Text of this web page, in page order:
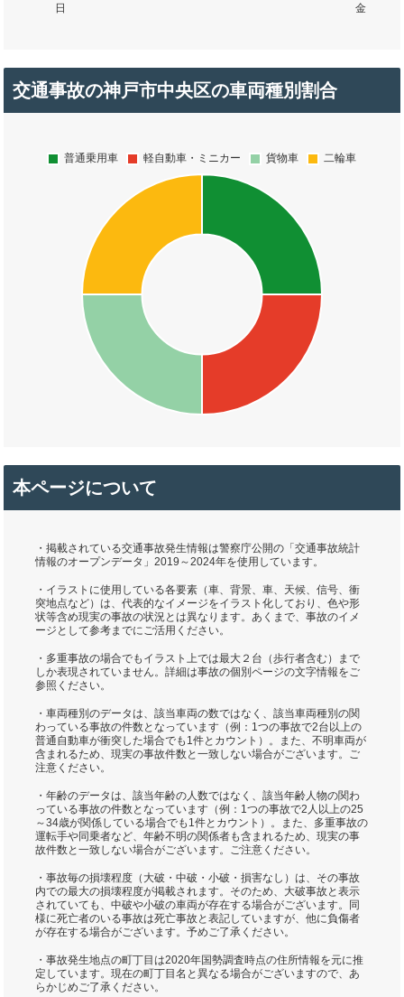
交通事故の神戸市中央区の車両種別割合
本ページについて
・掲載されている交通事故発生情報は警察庁公開の「交通事故統計
情報のオープンデータ」2019～2024年を使用しています。
・イラストに使用している各要素（車、背景、車、天候、信号、衝
突地点など）は、代表的なイメージをイラスト化しており、色や形
状等含め現実の事故の状況とは異なります。あくまで、事故のイメ
ージとして参考までにご活用ください。
・多重事故の場合でもイラスト上では最大２台（歩行者含む）まで
しか表現されていません。詳細は事故の個別ページの文字情報をご
参照ください。
・車両種別のデータは、該当車両の数ではなく、該当車両種別の関
わっている事故の件数となっています（例：1つの事故で2台以上の
普通自動車が衝突した場合でも1件とカウント）。また、不明車両が
含まれるため、現実の事故件数と一致しない場合がございます。ご
注意ください。
・年齢のデータは、該当年齢の人数ではなく、該当年齢人物の関わ
っている事故の件数となっています（例：1つの事故で2人以上の25
～34歳が関係している場合でも1件とカウント）。また、多重事故の
運転手や同乗者など、年齢不明の関係者も含まれるため、現実の事
故件数と一致しない場合がございます。ご注意ください。
・事故毎の損壊程度（大破・中破・小破・損害なし）は、その事故
内での最大の損壊程度が掲載されます。そのため、大破事故と表示
されていても、中破や小破の車両が存在する場合がございます。同
様に死亡者のいる事故は死亡事故と表記していますが、他に負傷者
が存在する場合がございます。予めご了承ください。
・事故発生地点の町丁目は2020年国勢調査時点の住所情報を元に推
定しています。現在の町丁目名と異なる場合がございますので、あ
らかじめご了承ください。